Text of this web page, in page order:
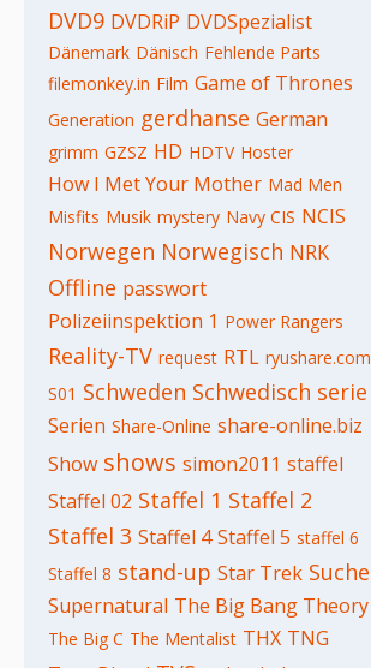
DVD9 DVDRiP DVDSpezialist
Dänemark Dänisch Fehlende Parts
filemonkey.in Film Game of Thrones
Generation gerdhanse German
grimm GZSZ HD HDTV Hoster
How I Met Your Mother Mad Men
Misfits Musik mystery Navy CIS NCIS
Norwegen Norwegisch NRK
Offline passwort
Polizeiinspektion 1 Power Rangers
Reality-TV request RTL ryushare.com
S01 Schweden Schwedisch serie
Serien Share-Online share-online.biz
Show shows simon2011 staffel
Staffel 02 Staffel 1 Staffel 2
Staffel 3 Staffel 4 Staffel 5 staffel 6
Staffel 8 stand-up Star Trek Suche
Supernatural The Big Bang Theory
The Big C The Mentalist THX TNG